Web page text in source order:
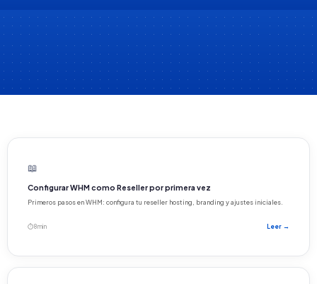
📖
Configurar WHM como Reseller por primera vez
Primeros pasos en WHM: configura tu reseller hosting, branding y ajustes iniciales.
⏱ 8 min Leer →